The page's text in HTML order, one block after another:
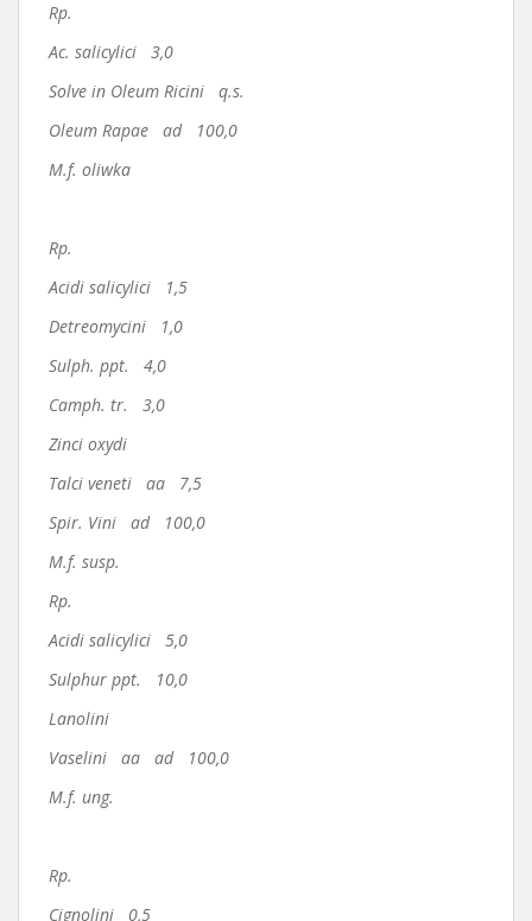
Rp.
Ac. salicylici 3,0
Solve in Oleum Ricini q.s.
Oleum Rapae ad 100,0
M.f. oliwka
Rp.
Acidi salicylici 1,5
Detreomycini 1,0
Sulph. ppt. 4,0
Camph. tr. 3,0
Zinci oxydi
Talci veneti aa 7,5
Spir. Vini ad 100,0
M.f. susp.
Rp.
Acidi salicylici 5,0
Sulphur ppt. 10,0
Lanolini
Vaselini aa ad 100,0
M.f. ung.
Rp.
Cignolini 0,5